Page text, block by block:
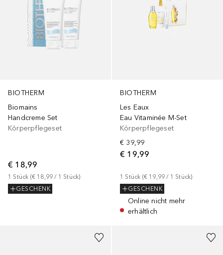
BIOTHERM
Biomains
Handcreme Set
Körperpflegeset
€ 18,99
1 Stück (€ 18,99 / 1 Stück)
GESCHENK
BIOTHERM
Les Eaux
Eau Vitaminée M-Set
Körperpflegeset
€ 39,99
€ 19,99
1 Stück (€ 19,99 / 1 Stück)
GESCHENK
Online nicht mehr
erhältlich